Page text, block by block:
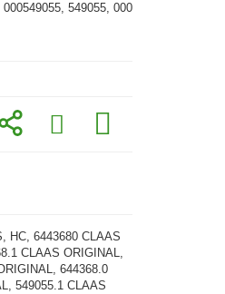
549055, 000
HC, 6443680 CLAAS
CLAAS ORIGINAL,
644368.0
549055.1 CLAAS